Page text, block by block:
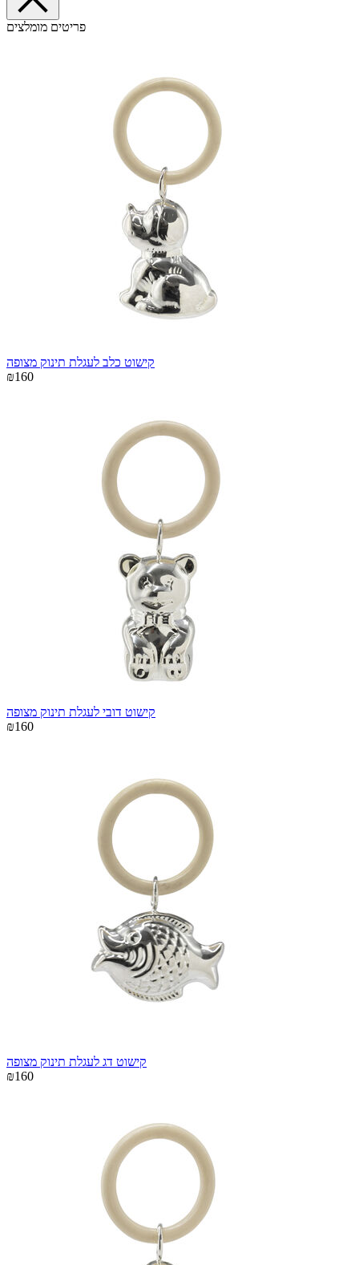
פריטים מומלצים
קישוט כלב לעגלת תינוק מצופה
₪160
קישוט דובי לעגלת תינוק מצופה
₪160
קישוט דג לעגלת תינוק מצופה
₪160